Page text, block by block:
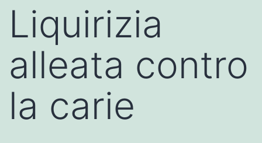
Liquirizia
alleata contro
la carie